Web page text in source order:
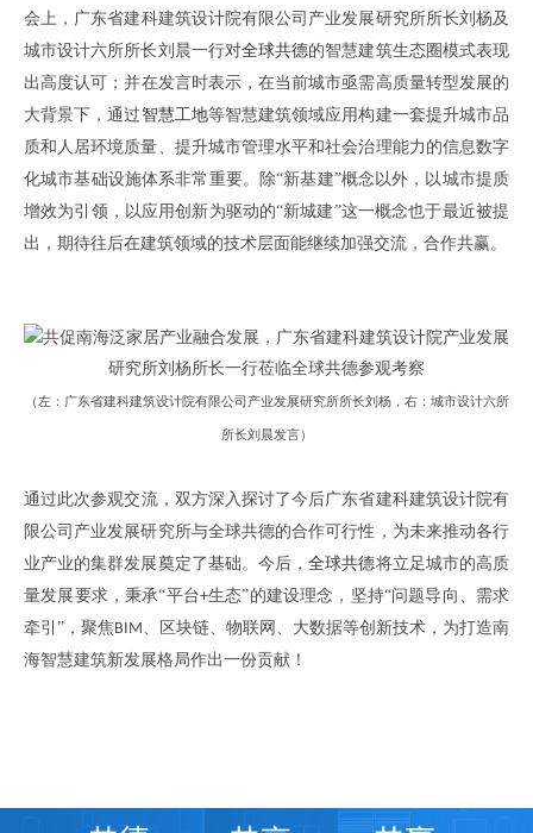
会上 ， 广东省建科建筑设计院有限公司产业发展研究所所长刘杨及
城市设计六所所长刘晨一行对全球共德的智慧建筑生态圈模式表现
出高度认可 ； 并在发言时表示，在当前城市亟需高质量转型发展的
大背景下 ，通过 智慧工地等智慧建筑领域应用构建一套提升城市品
质和人居环境质量、提升城市管理水平和社会治理能力的信息数字
化城市基础设施体系非常重要。 除“新基建”概念以外 ， 以城市提质
增效为引领，以应用创新为驱动的“新城建”这一概念也于最近被提
出 ， 期待往后在建筑领域的技术层面能继续加强交流 ， 合作共赢。
（左： 广东省建科建筑设计院有限公司产业发展研究所所长刘杨， 右： 城市设计六所
所长刘晨发言）
通过此次参观交流， 双方深入探讨了今后广东省建科建筑设计院有
限公司产业发展研究所与全球共德的合作可行性 ，为未来推动各行
业产业的集群发展奠定了基础。今后，全球共德将立足城市的高质
量发展要求，秉承“平台+生态”的建设理念，坚持“问题导向、需求
牵引”，聚焦BIM、 区块链、 物联网 、 大数据等创新技术 ， 为打造南
海智慧建筑新发展格局作出一份贡献 ！